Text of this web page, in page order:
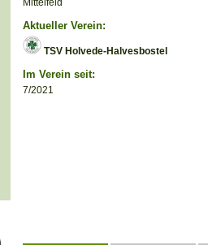
Mittelfeld
Aktueller Verein:
TSV Holvede-Halvesbostel
Im Verein seit:
7/2021